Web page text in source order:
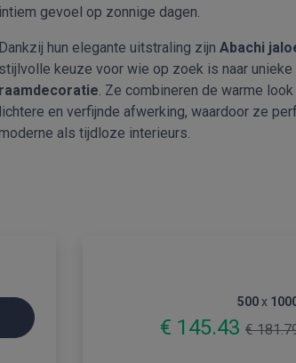
intiem gevoel op zonnige dagen.
Dankzij hun elegante uitstraling zijn Abachi
stijlvolle keuze voor wie op zoek is naar unieke
raamdecoratie. Ze combineren de warme
lichtere en verfijnde afwerking, waardoor ze
als tijdloze interieurs.
500x
€ 145.43€